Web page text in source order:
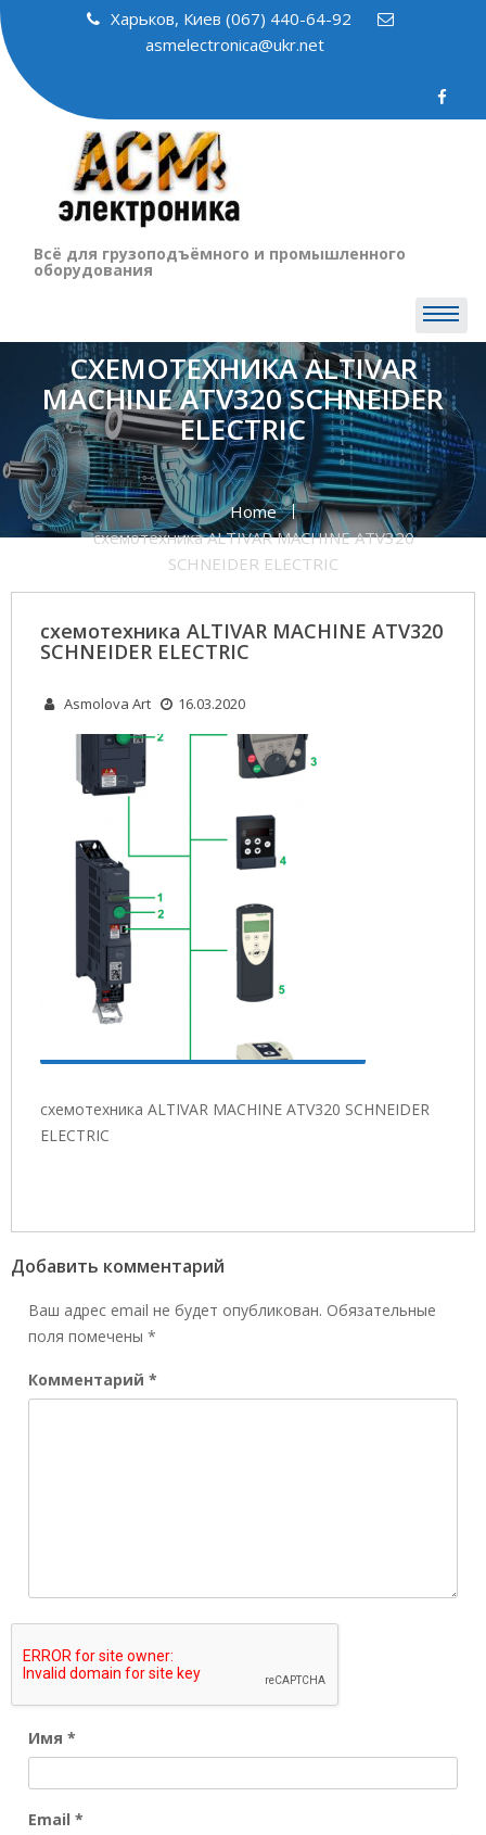
Skip
to
content
Харьков, Киев (067) 440-64-92
asmelectronica@ukr.net
Всё для грузоподъёмного и промышленного
оборудования
СХЕМОТЕХНИКА ALTIVAR
MACHINE ATV320 SCHNEIDER
ELECTRIC
Home
схемотехника ALTIVAR MACHINE ATV320
SCHNEIDER ELECTRIC
схемотехника ALTIVAR MACHINE ATV320
SCHNEIDER ELECTRIC
Asmolova Art 16.03.2020
схемотехника ALTIVAR MACHINE ATV320 SCHNEIDER
ELECTRIC
Добавить комментарий
Ваш адрес email не будет опубликован. Обязательные
поля помечены *
Комментарий *
Имя *
Email *